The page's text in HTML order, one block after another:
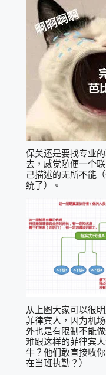
保关还是要找专业
去，感觉随便一个
己描述的无所不能
统了）。
从上图大家可以很
菲律宾人，因为机
外也是有限制不能
难跟这样的菲律宾
牛？他们敢直接收
在当班执勤？）